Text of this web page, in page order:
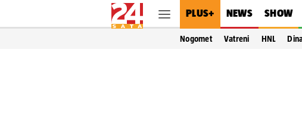
PLUS+ NEWS SHOW
Nogomet Vatreni HNL